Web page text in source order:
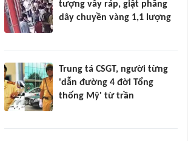
tượng vây ráp, giật phăng
dây chuyền vàng 1,1 lượng
Trung tá CSGT, người từng
'dẫn đường 4 đời Tổng
thống Mỹ' từ trần